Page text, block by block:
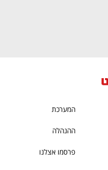
המערכת
ההנהלה
פרסמו אצלנו